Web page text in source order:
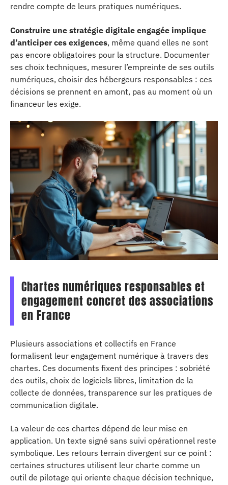
rendre compte de leurs pratiques numériques.
Construire une stratégie digitale engagée implique
d’anticiper ces exigences, même quand elles ne sont
pas encore obligatoires pour la structure. Documenter
ses choix techniques, mesurer l’empreinte de ses outils
numériques, choisir des hébergeurs responsables : ces
décisions se prennent en amont, pas au moment où un
financeur les exige.
Chartes numériques responsables et
engagement concret des associations
en France
Plusieurs associations et collectifs en France
formalisent leur engagement numérique à travers des
chartes. Ces documents fixent des principes : sobriété
des outils, choix de logiciels libres, limitation de la
collecte de données, transparence sur les pratiques de
communication digitale.
La valeur de ces chartes dépend de leur mise en
application. Un texte signé sans suivi opérationnel reste
symbolique. Les retours terrain divergent sur ce point :
certaines structures utilisent leur charte comme un
outil de pilotage qui oriente chaque décision technique,